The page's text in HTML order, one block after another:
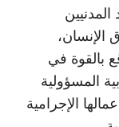
المدنيين
بالقوة في
المسؤولية
الإجرامية